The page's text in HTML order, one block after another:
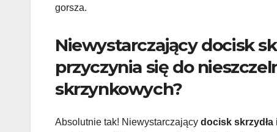
gorsza.
Niewystarczający docisk
przyczynia się do
skrzynkowych?
Absolutnie tak! Niewystarczający docisk skrzydła